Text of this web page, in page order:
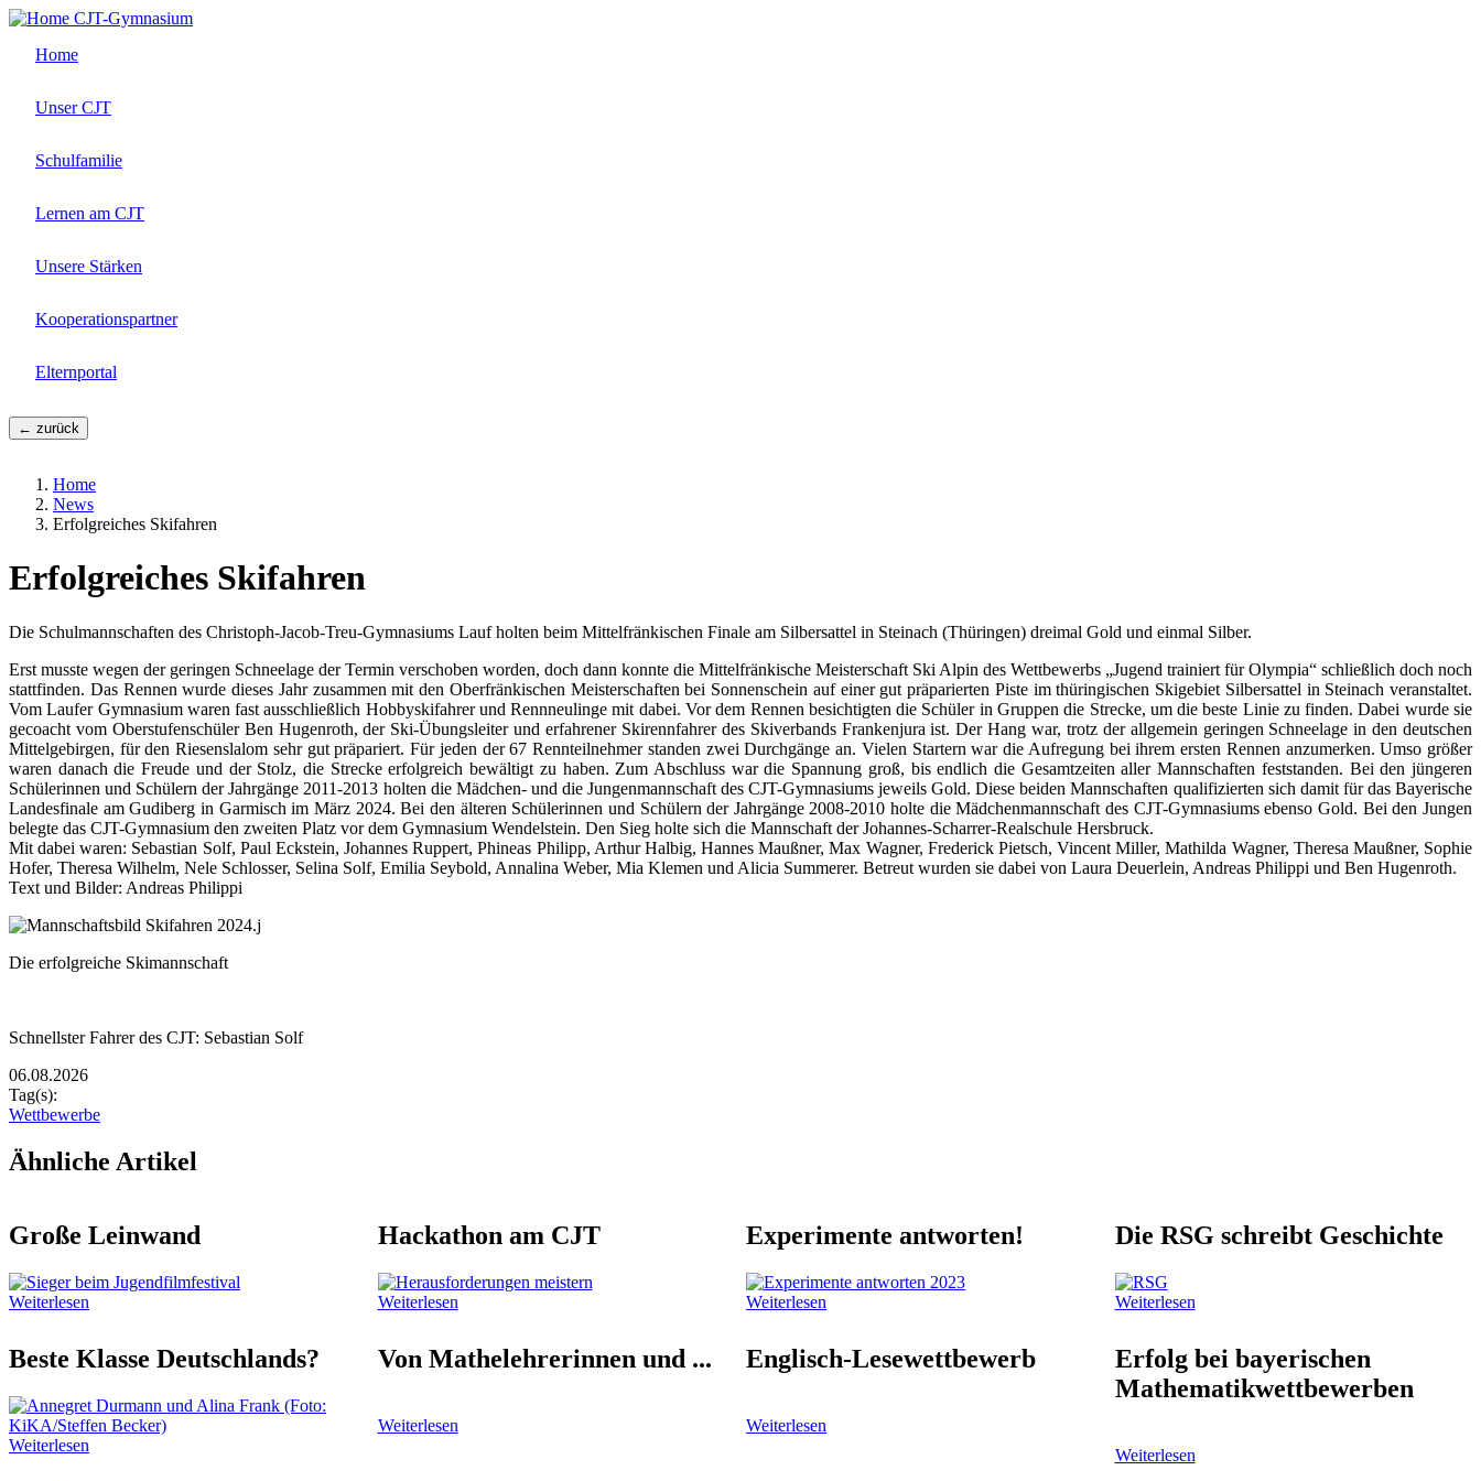
Direkt
Inhalt
CJT-Gymnasium
Home
Unser CJT
Schulfamilie
Lernen am CJT
Unsere Stärken
Kooperationspartner
Elternportal
← zurück
Home
News
Erfolgreiches Skifahren
Erfolgreiches Skifahren
Textkörper
Die Schulmannschaften des Christoph-Jacob-Treu-Gymnasiums Lauf holten beim Mittelfränkischen Finale am Silbersattel in Steinach (Thüringen) dreimal Gold und einmal Silber.
Erst musste wegen der geringen Schneelage der Termin verschoben worden, doch dann konnte die Mittelfränkische Meisterschaft Ski Alpin des Wettbewerbs „Jugend trainiert für Olympia“ schließlich doch noch
stattfinden. Das Rennen wurde dieses Jahr zusammen mit den Oberfränkischen Meisterschaften bei Sonnenschein auf einer gut präparierten Piste im thüringischen Skigebiet Silbersattel in Steinach veranstaltet.
Vom Laufer Gymnasium waren fast ausschließlich Hobbyskifahrer und Rennneulinge mit dabei. Vor dem Rennen besichtigten die Schüler in Gruppen die Strecke, um die beste Linie zu finden. Dabei wurde sie
gecoacht vom Oberstufenschüler Ben Hugenroth, der Ski-Übungsleiter und erfahrener Skirennfahrer des Skiverbands Frankenjura ist. Der Hang war, trotz der allgemein geringen Schneelage in den deutschen
Mittelgebirgen, für den Riesenslalom sehr gut präpariert. Für jeden der 67 Rennteilnehmer standen zwei Durchgänge an. Vielen Startern war die Aufregung bei ihrem ersten Rennen anzumerken. Umso größer
waren danach die Freude und der Stolz, die Strecke erfolgreich bewältigt zu haben. Zum Abschluss war die Spannung groß, bis endlich die Gesamtzeiten aller Mannschaften feststanden. Bei den jüngeren
Schülerinnen und Schülern der Jahrgänge 2011-2013 holten die Mädchen- und die Jungenmannschaft des CJT-Gymnasiums jeweils Gold. Diese beiden Mannschaften qualifizierten sich damit für das Bayerische
Landesfinale am Gudiberg in Garmisch im März 2024. Bei den älteren Schülerinnen und Schülern der Jahrgänge 2008-2010 holte die Mädchenmannschaft des CJT-Gymnasiums ebenso Gold. Bei den Jungen
belegte das CJT-Gymnasium den zweiten Platz vor dem Gymnasium Wendelstein. Den Sieg holte sich die Mannschaft der Johannes-Scharrer-Realschule Hersbruck.
Mit dabei waren: Sebastian Solf, Paul Eckstein, Johannes Ruppert, Phineas Philipp, Arthur Halbig, Hannes Maußner, Max Wagner, Frederick Pietsch, Vincent Miller, Mathilda Wagner, Theresa Maußner, Sophie
Hofer, Theresa Wilhelm, Nele Schlosser, Selina Solf, Emilia Seybold, Annalina Weber, Mia Klemen und Alicia Summerer. Betreut wurden sie dabei von Laura Deuerlein, Andreas Philippi und Ben Hugenroth.
Text und Bilder: Andreas Philippi
Rasterbild
Bildunterschrift
Die erfolgreiche Skimannschaft
Bildunterschrift
Schnellster Fahrer des CJT: Sebastian Solf
06.08.2026
Tag(s):
Wettbewerbe
Ähnliche Artikel
Große Leinwand
Weiterlesen
Hackathon am CJT
Weiterlesen
Experimente antworten!
Weiterlesen
Die RSG schreibt Geschichte
Weiterlesen
Beste Klasse Deutschlands?
Weiterlesen
Von Mathelehrerinnen und ...
Weiterlesen
Englisch-Lesewettbewerb
Weiterlesen
Erfolg bei bayerischen
Mathematikwettbewerben
Weiterlesen